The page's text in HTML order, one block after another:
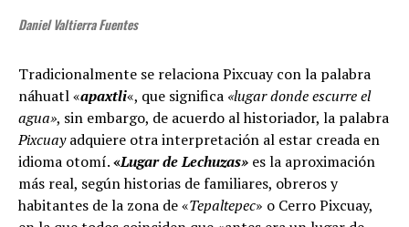
Daniel Valtierra Fuentes
Tradicionalmente se relaciona Pixcuay con la palabra
náhuatl «apaxtli«, que significa «lugar donde escurre el
agua», sin embargo, de acuerdo al historiador, la palabra
Pixcuayadquiere otra interpretación al estar creada en
idioma otomí.«Lugar de Lechuzas» es la aproximación
más real, según historias de familiares, obreros y
habitantes de la zona de «Tepaltepec» o Cerro Pixcuay,